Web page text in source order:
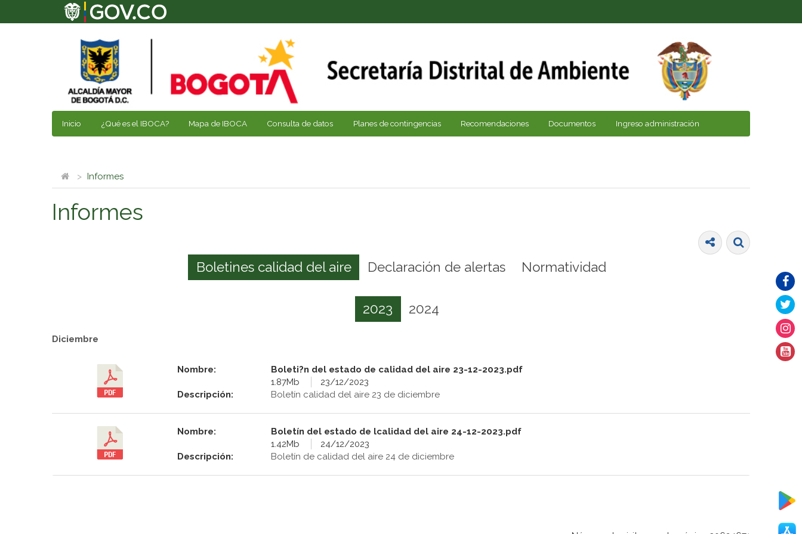
Inicio ¿Qué es el IBOCA? Mapa de IBOCA Consulta de datos Planes de contingencias Recomendaciones Documentos Ingreso administración
Informes
Informes
Boletines calidad del aire Declaración de alertas Normatividad
2023 2024
Diciembre
Nombre:
Boleti?n del estado de calidad del aire 23-12-2023.pdf
1.87Mb
23/12/2023
Descripción:
Boletín calidad del aire 23 de diciembre
Nombre:
Boletín del estado de lcalidad del aire 24-12-2023.pdf
1.42Mb
24/12/2023
Descripción:
Boletín de calidad del aire 24 de diciembre